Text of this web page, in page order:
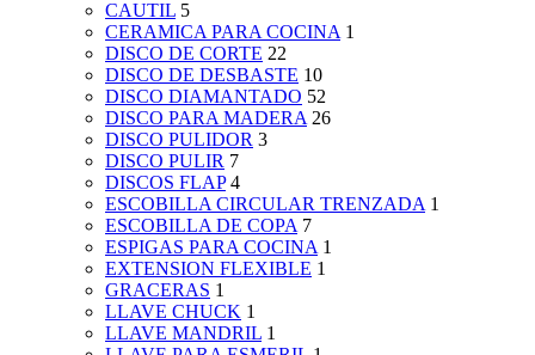
CAUTIL 5
CERAMICA PARA COCINA 1
DISCO DE CORTE 22
DISCO DE DESBASTE 10
DISCO DIAMANTADO 52
DISCO PARA MADERA 26
DISCO PULIDOR 3
DISCO PULIR 7
DISCOS FLAP 4
ESCOBILLA CIRCULAR TRENZADA 1
ESCOBILLA DE COPA 7
ESPIGAS PARA COCINA 1
EXTENSION FLEXIBLE 1
GRACERAS 1
LLAVE CHUCK 1
LLAVE MANDRIL 1